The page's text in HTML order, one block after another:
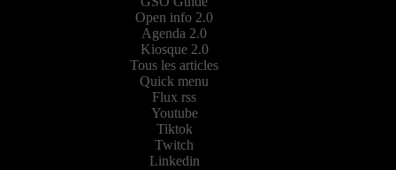
Open info 2.0
Agenda 2.0
Kiosque 2.0
Tous les articles
Quick menu
Flux rss
Youtube
Tiktok
Twitch
Linkedin